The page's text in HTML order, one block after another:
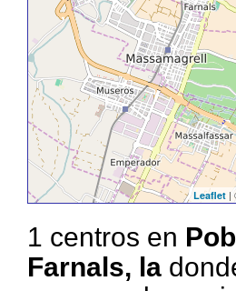
Leaflet |
1 centros en
Farnals, la